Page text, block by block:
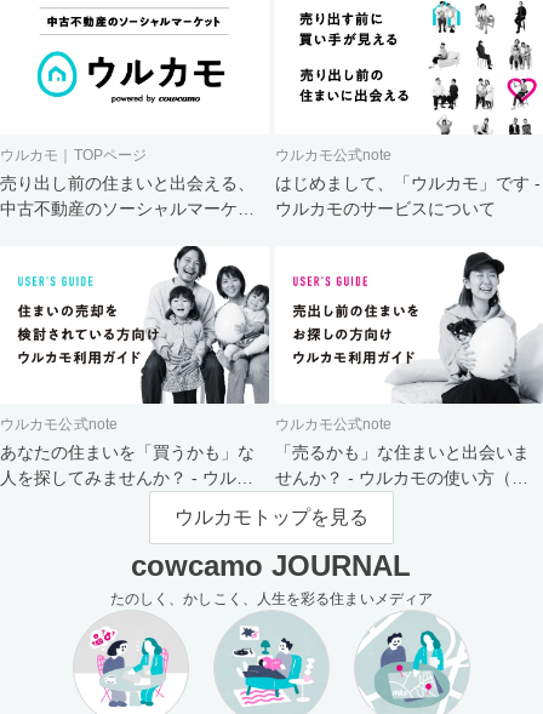
ウルカモ｜TOPページ
売り出し前の住まいと出会える、
中古不動産のソーシャルマーケッ
ウルカモ公式note
はじめまして、「ウルカモ」です -
ウルカモのサービスについて
ウルカモ公式note
あなたの住まいを「買うかも」な
人を探してみませんか？ - ウルカ
ウルカモ公式note
「売るかも」な住まいと出会いま
せんか？ - ウルカモの使い方（買
主さま向け）
ウルカモトップを見る
cowcamo JOURNAL
たのしく、かしこく、人生を彩る住まいメディア